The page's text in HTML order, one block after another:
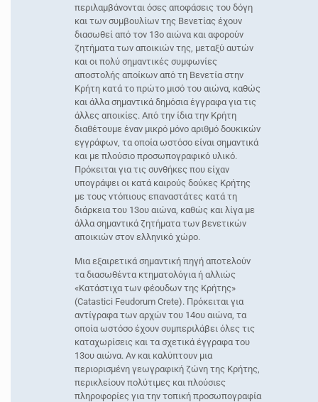
περιλαμβάνονται όσες αποφάσεις του δόγη
και των συμβουλίων της Βενετίας έχουν
διασωθεί από τον 13ο αιώνα και αφορούν
ζητήματα των αποικιών της, μεταξύ αυτών
και οι πολύ σημαντικές συμφωνίες
αποστολής αποίκων από τη Βενετία στην
Κρήτη κατά το πρώτο μισό του αιώνα, καθώς
και άλλα σημαντικά δημόσια έγγραφα για τις
άλλες αποικίες. Από την ίδια την Κρήτη
διαθέτουμε έναν μικρό μόνο αριθμό δουκικών
εγγράφων, τα οποία ωστόσο είναι σημαντικά
και με πλούσιο προσωπογραφικό υλικό.
Πρόκειται για τις συνθήκες που είχαν
υπογράψει οι κατά καιρούς δούκες Κρήτης
με τους ντόπιους επαναστάτες κατά τη
διάρκεια του 13ου αιώνα, καθώς και λίγα με
άλλα σημαντικά ζητήματα των βενετικών
αποικιών στον ελληνικό χώρο.
Μια εξαιρετικά σημαντική πηγή αποτελούν
τα διασωθέντα κτηματολόγια ή αλλιώς
«Κατάστιχα των φέουδων της Κρήτης»
(Catastici Feudorum Crete). Πρόκειται για
αντίγραφα των αρχών του 14ου αιώνα, τα
οποία ωστόσο έχουν συμπεριλάβει όλες τις
καταχωρίσεις και τα σχετικά έγγραφα του
13ου αιώνα. Αν και καλύπτουν μια
περιορισμένη γεωγραφική ζώνη της Κρήτης,
περικλείουν πολύτιμες και πλούσιες
πληροφορίες για την τοπική προσωπογραφία